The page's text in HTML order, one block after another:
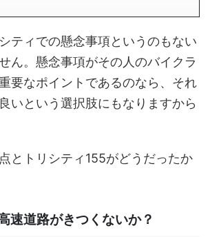
ティでの懸念事項というのもない
ん。懸念事項がその人のバイクラ
要なポイントであるのなら、それ
いという選択肢にもなりますから
とトリシティ155がどうだったか
速道路がきつくないか？